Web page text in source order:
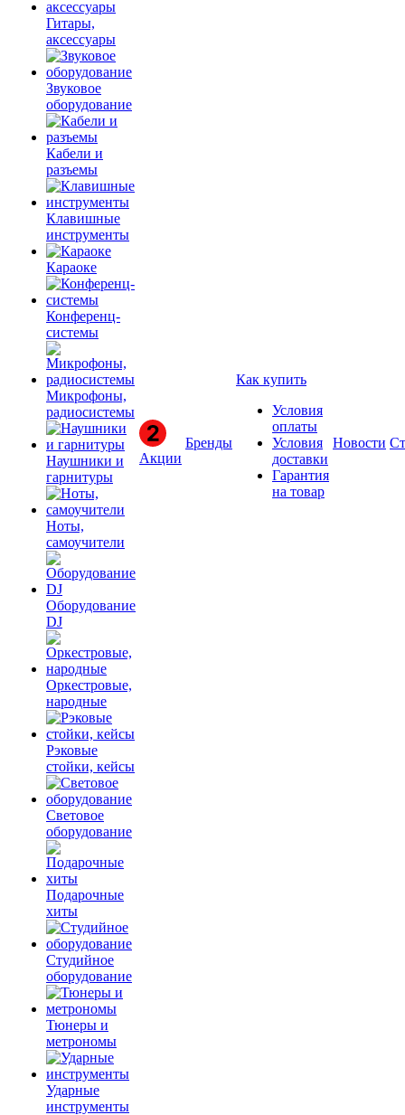
Гитары,
аксессуары
Звуковое
оборудование
Кабели и
разъемы
Клавишные
инструменты
Караоке
Конференц-
системы
Микрофоны,
радиосистемы
Наушники и
гарнитуры
Ноты,
самоучители
Оборудование
DJ
Оркестровые,
народные
Рэковые
стойки, кейсы
Световое
оборудование
Подарочные
хиты
Студийное
оборудование
Тюнеры и
метрономы
Ударные
инструменты
Акции
Бренды
Как купить
Условия
оплаты
Условия
доставки
Гарантия
на товар
Новости